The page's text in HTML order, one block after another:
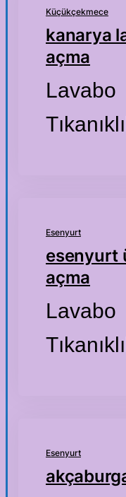
Küçükçekmece
kanarya
açma
Lavabo
Esenyurt
esenyurt
açma
Lavabo
Esenyurt